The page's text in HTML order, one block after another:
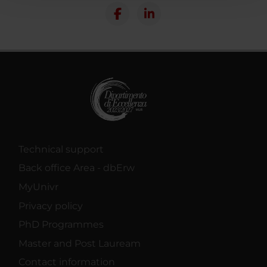
raccolto dal tuo utilizzo dei loro servizi.
Technical support
Back office Area - dbErw
MyUnivr
Privacy policy
PhD Programmes
Master and Post Lauream
Contact information